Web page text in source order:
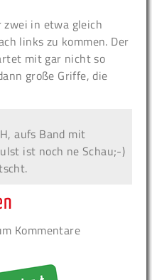
zwei in etwa gleich
links zu kommen. Der
mit gar nicht so
große Griffe, die
aufs Band mit
ist noch ne Schau;-)
Kommentare